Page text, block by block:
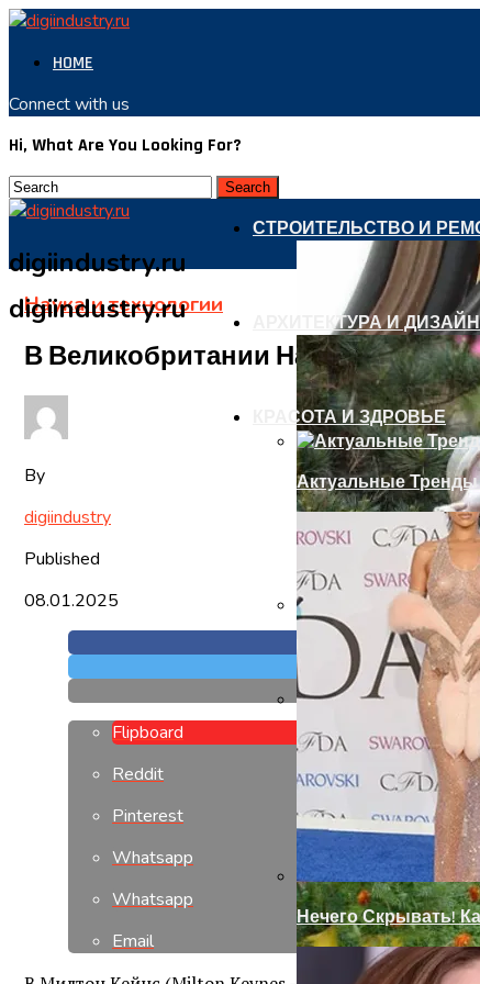
HOME
Connect with us
Hi, What Are You Looking For?
digiindustry.ru
digiindustry.ru
СТРОИТЕЛЬСТВО И
Как Правильно
АРХИТЕКТУРА И ДИЗАЙН
Современный
КРАСОТА И ЗДРОВЬЕ
Актуальные Тренды
Нечего Скрывать!
Наука и технологии
В Великобритании Начали
By
digiindustry
Published
08.01.2025
Flipboard
Reddit
Pinterest
Whatsapp
Whatsapp
Email